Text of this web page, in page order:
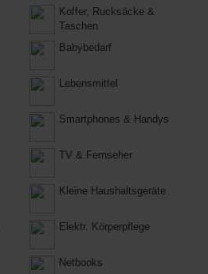
Koffer, Rucksäcke &
Taschen
Babybedarf
Lebensmittel
Smartphones & Handys
TV & Fernseher
Kleine Haushaltsgeräte
Elektr. Körperpflege
Netbooks